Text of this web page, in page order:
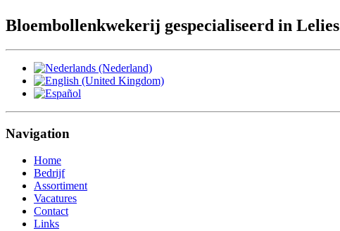
Bloembollenkwekerij gespecialiseerd in Lelies
Navigation
Home
Bedrijf
Assortiment
Vacatures
Contact
Links